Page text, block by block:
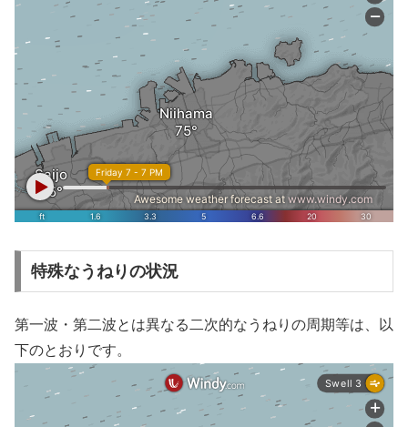
特殊なうねりの状況
第一波・第二波とは異なる二次的なうねりの周期等は、以
下のとおりです。